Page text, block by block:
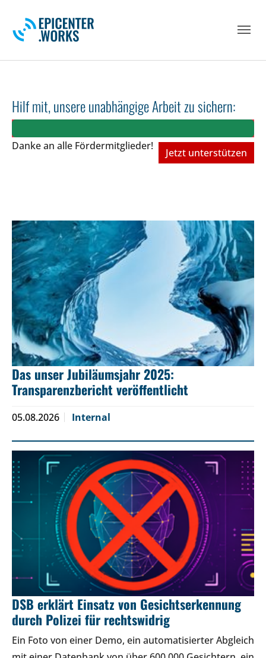
Hilf mit, unsere unabhängige Arbeit zu sichern:
Danke an alle Fördermitglieder!
Jetzt unterstützen
Das unser Jubiläumsjahr 2025:
Transparenzbericht veröffentlicht
05.08.2026 Internal
DSB erklärt Einsatz von Gesichtserkennung
durch Polizei für rechtswidrig
Ein Foto von einer Demo, ein automatisierter Abgleich